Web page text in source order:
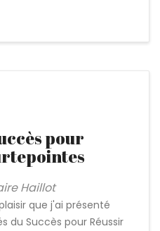
pour
Haillot
que j'ai présenté
du Succès pour Réussir